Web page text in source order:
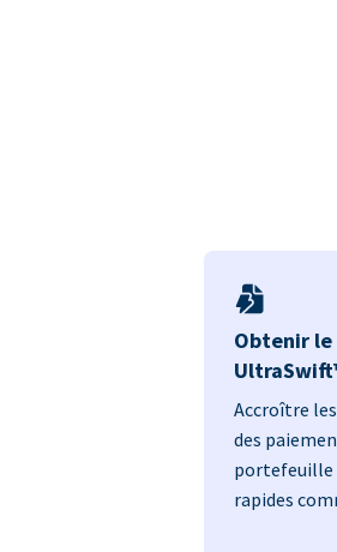
Obtenir
Accroître
des
portefeuille
rapides